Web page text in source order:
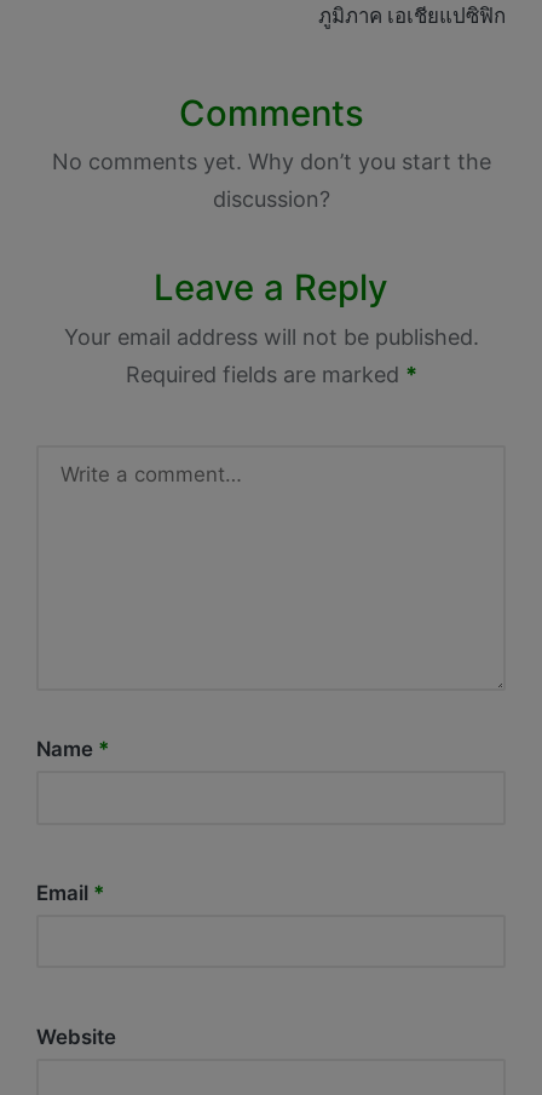
ภูมิภาค เอเชียแปซิฟิก
Comments
No comments yet. Why don’t you start the
discussion?
Leave a Reply
Your email address will not be published.
Required fields are marked *
Name *
Email *
Website